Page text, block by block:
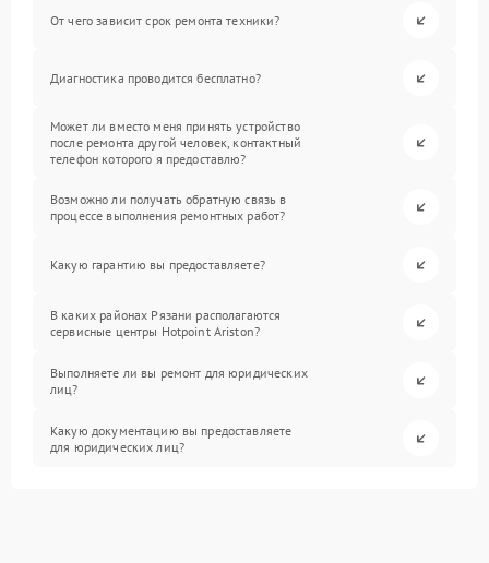
От чего зависит срок ремонта техники?
Диагностика проводится бесплатно?
Может ли вместо меня принять устройство
после ремонта другой человек, контактный
телефон которого я предоставлю?
Возможно ли получать обратную связь в
процессе выполнения ремонтных работ?
Какую гарантию вы предоставляете?
В каких районах Рязани располагаются
сервисные центры Hotpoint Ariston?
Выполняете ли вы ремонт для юридических
лиц?
Какую документацию вы предоставляете
для юридических лиц?